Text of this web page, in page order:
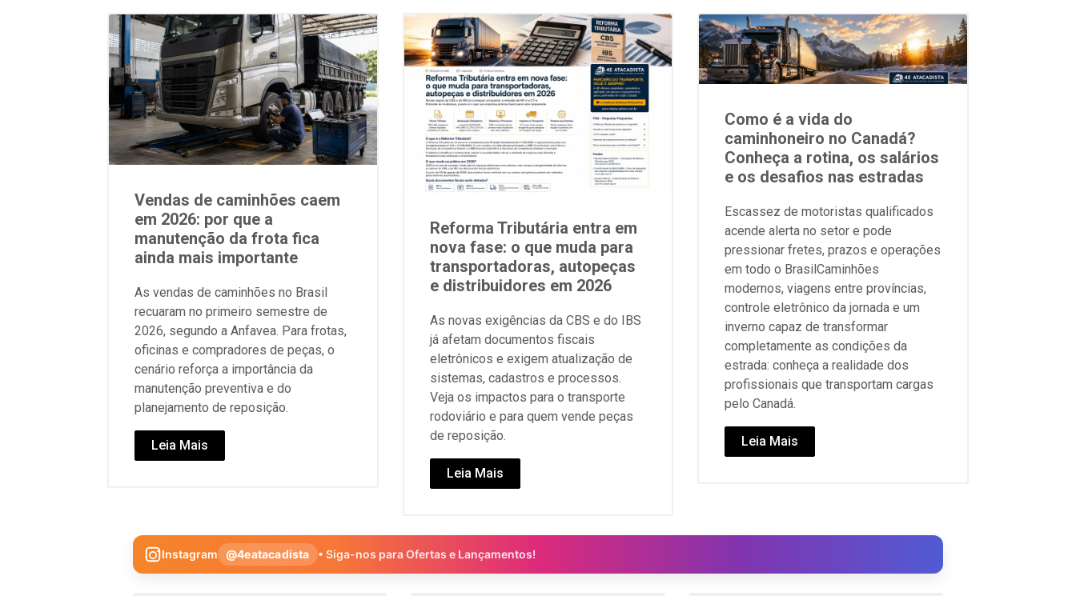
Vendas de caminhões caem
em 2026: por que a
manutenção da frota fica
ainda mais importante
As vendas de caminhões no Brasil
recuaram no primeiro semestre de
2026, segundo a Anfavea. Para frotas,
oficinas e compradores de peças, o
cenário reforça a importância da
manutenção preventiva e do
planejamento de reposição.
Leia Mais
Reforma Tributária entra em
nova fase: o que muda para
transportadoras, autopeças
e distribuidores em 2026
As novas exigências da CBS e do IBS
já afetam documentos fiscais
eletrônicos e exigem atualização de
sistemas, cadastros e processos.
Veja os impactos para o transporte
rodoviário e para quem vende peças
de reposição.
Leia Mais
Como é a vida do
caminhoneiro no Canadá?
Conheça a rotina, os salários
e os desafios nas estradas
Escassez de motoristas qualificados
acende alerta no setor e pode
pressionar fretes, prazos e operações
em todo o BrasilCaminhões
modernos, viagens entre províncias,
controle eletrônico da jornada e um
inverno capaz de transformar
completamente as condições da
estrada: conheça a realidade dos
profissionais que transportam cargas
pelo Canadá.
Leia Mais
Instagram @4eatacadista • Siga-nos para Ofertas e Lançamentos!